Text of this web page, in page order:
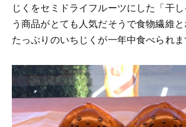
じくをセミドライフルーツにした「干
う商品がとても人気だそうで食物繊維
たっぷりのいちじくが一年中食べられま